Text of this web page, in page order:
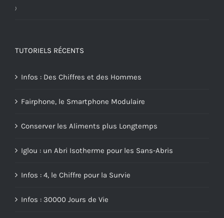
)
TUTORIELS RÉCENTS
Infos : Des Chiffres et des Hommes
Fairphone, le Smartphone Modulaire
Conserver les Aliments plus Longtemps
Iglou : un Abri Isotherme pour les Sans-Abris
Infos : 4, le Chiffre pour la Survie
Infos : 30000 Jours de Vie